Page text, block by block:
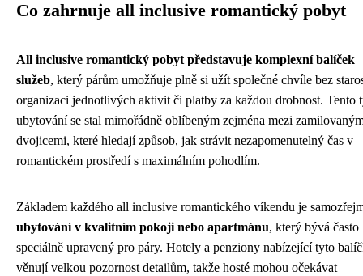
Co zahrnuje all inclusive romantický pobyt
All inclusive romantický pobyt představuje komplexní balíček
služeb, který párům umožňuje plně si užít společné chvíle bez
organizaci jednotlivých aktivit či platby za každou drobnost. Tento
ubytování se stal mimořádně oblíbeným zejména mezi
dvojicemi, které hledají způsob, jak strávit nezapomenutelný čas v
romantickém prostředí s maximálním pohodlím.
Základem každého all inclusive romantického víkendu je
ubytování v kvalitním pokoji nebo apartmánu, který bývá často
speciálně upravený pro páry. Hotely a penziony nabízející tyto
věnují velkou pozornost detailům, takže hosté mohou očekávat